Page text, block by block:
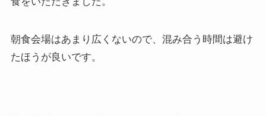
朝食会場はあまり広くないので、混み合う時間は避け
たほうが良いです。